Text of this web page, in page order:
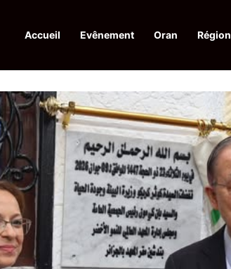
Accueil Evênement Oran Région
d’El-Qods : l’Algérie appelle à une action collective